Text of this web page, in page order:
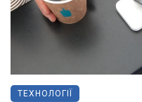
ТЕХНОЛОГІЇ